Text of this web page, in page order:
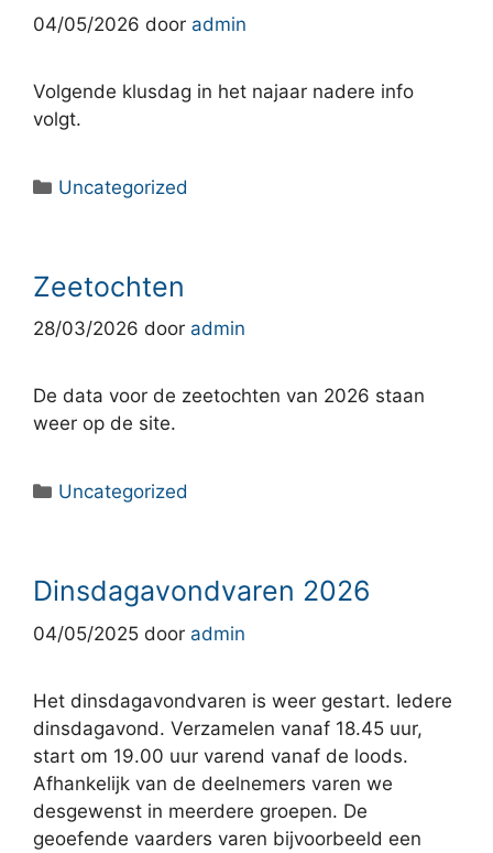
04/05/2026 door admin
Volgende klusdag in het najaar nadere info
volgt.
Categorieën
Uncategorized
Zeetochten
28/03/2026 door admin
De data voor de zeetochten van 2026 staan
weer op de site.
Categorieën
Uncategorized
Dinsdagavondvaren 2026
04/05/2025 door admin
Het dinsdagavondvaren is weer gestart. Iedere
dinsdagavond. Verzamelen vanaf 18.45 uur,
start om 19.00 uur varend vanaf de loods.
Afhankelijk van de deelnemers varen we
desgewenst in meerdere groepen. De
geoefende vaarders varen bijvoorbeeld een